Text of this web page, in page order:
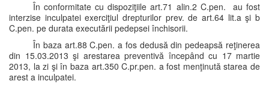
În conformitate cu dispoziţiile art.71 alin.2 C.pen. au fost
interzise inculpatei exerciţiul drepturilor prev. de art.64 lit.a şi b
C.pen. pe durata executării pedepsei închisorii.
În baza art.88 C.pen. a fos dedusă din pedeapsă reţinerea
din 15.03.2013 şi arestarea preventivă începând cu 17 martie
2013, la zi şi în baza art.350 C.pr.pen. a fost menţinută starea de
arest a inculpatei.